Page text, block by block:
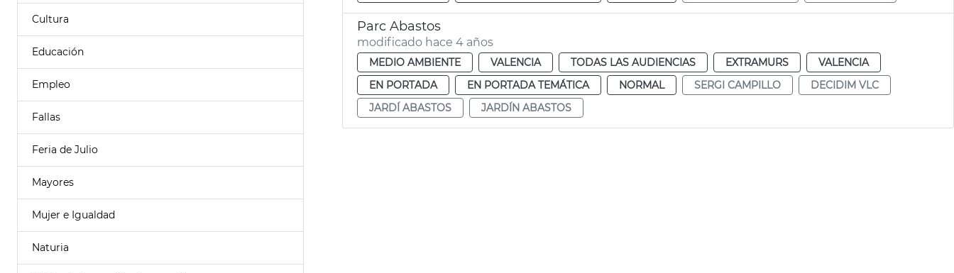
Cultura
Educación
Empleo
Fallas
Feria de Julio
Mayores
Mujer e Igualdad
Naturia
Parc Abastos
modificado hace 4 años
MEDIO AMBIENTE VALENCIA TODAS LAS AUDIENCIAS EXTRAMURS
VALENCIA
EN PORTADA
EN PORTADA TEMÁTICA NORMAL SERGI CAMPILLO
DECIDIM VLC
JARDÍ ABASTOS
JARDÍN ABASTOS